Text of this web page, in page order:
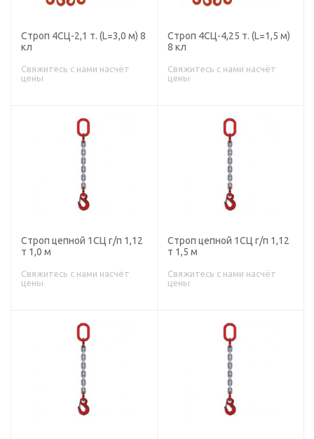
Строп 4СЦ-2,1 т. (L=3,0 м) 8
кл
Свяжитесь с нами насчёт
цены
Строп 4СЦ-4,25 т. (L=1,5 м)
8 кл
Свяжитесь с нами насчёт
цены
Строп цепной 1СЦ г/п 1,12
т 1,0 м
Свяжитесь с нами насчёт
цены
Строп цепной 1СЦ г/п 1,12
т 1,5 м
Свяжитесь с нами насчёт
цены